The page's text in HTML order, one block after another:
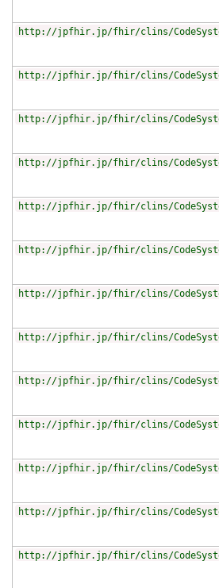
http://jpfhir.jp/fhir/clins/CodeSystem/
http://jpfhir.jp/fhir/clins/CodeSystem/
http://jpfhir.jp/fhir/clins/CodeSystem/
http://jpfhir.jp/fhir/clins/CodeSystem/
http://jpfhir.jp/fhir/clins/CodeSystem/
http://jpfhir.jp/fhir/clins/CodeSystem/
http://jpfhir.jp/fhir/clins/CodeSystem/
http://jpfhir.jp/fhir/clins/CodeSystem/
http://jpfhir.jp/fhir/clins/CodeSystem/
http://jpfhir.jp/fhir/clins/CodeSystem/
http://jpfhir.jp/fhir/clins/CodeSystem/
http://jpfhir.jp/fhir/clins/CodeSystem/
http://jpfhir.jp/fhir/clins/CodeSystem/